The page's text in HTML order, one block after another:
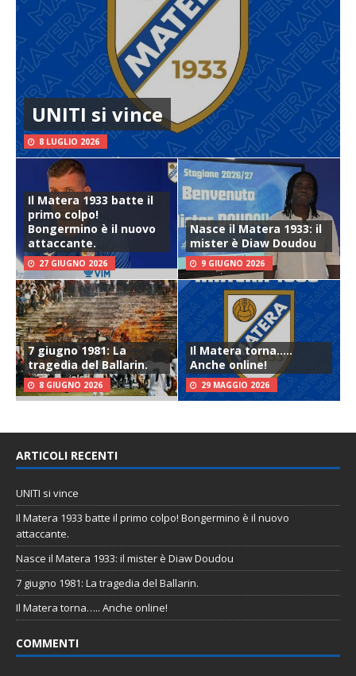
UNITI si vince
8 LUGLIO 2026
Il Matera 1933 batte il
primo colpo!
Bongermino è il nuovo
attaccante.
27 GIUGNO 2026
Nasce il Matera 1933: il
mister è Diaw Doudou
9 GIUGNO 2026
7 giugno 1981: La
tragedia del Ballarin.
8 GIUGNO 2026
Il Matera torna…..
Anche online!
29 MAGGIO 2026
ARTICOLI RECENTI
UNITI si vince
Il Matera 1933 batte il primo colpo! Bongermino è il nuovo
attaccante.
Nasce il Matera 1933: il mister è Diaw Doudou
7 giugno 1981: La tragedia del Ballarin.
Il Matera torna….. Anche online!
COMMENTI